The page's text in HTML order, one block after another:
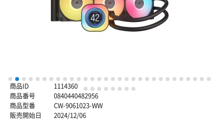
1 2 3 4 5 6 7 8 9 10 11 12 13 14 15 16 17 18 19 20 21 22 23 24 25 26 27 28 29
3132 33 34 35 36 37
商品ID
1114360
商品番号
0840440482956
商品型番
CW-9061023-WW
販売開始日
2024/12/06